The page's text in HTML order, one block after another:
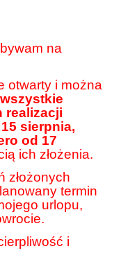
na
otwarty i można
wszystkie
realizacji
sierpnia,
od 17
ich złożenia.
złożonych
termin
urlopu,
i